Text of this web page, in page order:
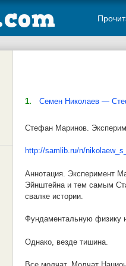
1. Семен Николаев —
Стефан Маринов.
http://samlib.ru/n/
Аннотация. Эксперимент
Эйнштейна и тем самым
свалке истории.
Фундаментальную физику
Однако, везде тишина.